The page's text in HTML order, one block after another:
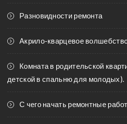
Разновидности ремонта
Акрило-кварцевое
Комната в родительской
детской в спальню для молодых).
С чего начать ремонтные